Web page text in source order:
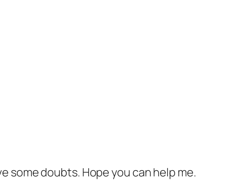
some doubts. Hope you can help me.